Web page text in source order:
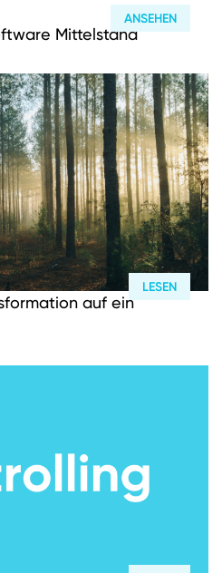
DEUTSCH
ANSEHEN
Mittelstand
LESEN
auf ein